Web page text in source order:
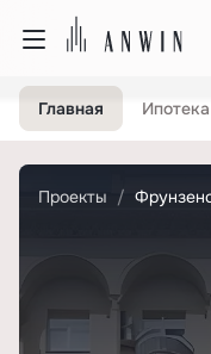
Главная Ипотека
Проекты